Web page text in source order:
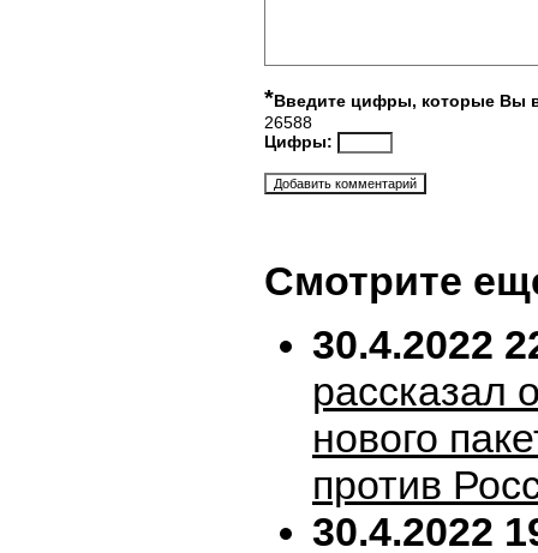
*Введите цифры, которые Вы
26588
Цифры:
Смотрите
30.4.2022
рассказал
нового
против
30.4.2022